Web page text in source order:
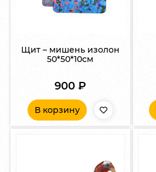
Щит – мишень изолон
50*50*10см
900 ₽
В корзину